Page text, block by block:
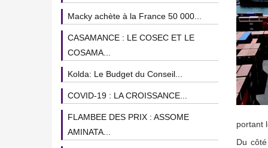
portant
Du
Macky achète à la France 50 000...
CASAMANCE : LE COSEC ET LE
COSAMA...
Kolda: Le Budget du Conseil...
COVID-19 : LA CROISSANCE...
FLAMBEE DES PRIX : ASSOME
AMINATA...